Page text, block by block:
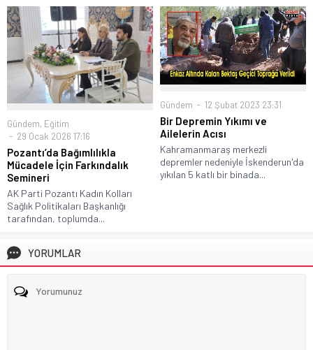
Gündem, Eğitim
29 Ocak 2026 17:16
Pozantı’da Bağımlılıkla
Mücadele İçin Farkındalık
Semineri
AK Parti Pozantı Kadın Kolları
Sağlık Politikaları Başkanlığı
tarafından, toplumda...
Gündem 12 Şubat 2023 23:31
Bir Depremin Yıkımı ve
Ailelerin Acısı
Kahramanmaraş merkezli
depremler nedeniyle İskenderun'da
yıkılan 5 katlı bir binada...
YORUMLAR